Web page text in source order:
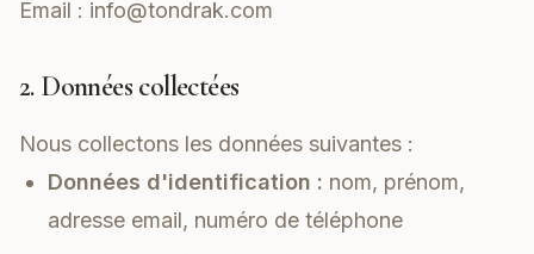
Email : info@tondrak.com
2. Données collectées
Nous collectons les données suivantes :
Données d'identification : nom, prénom,
adresse email, numéro de téléphone